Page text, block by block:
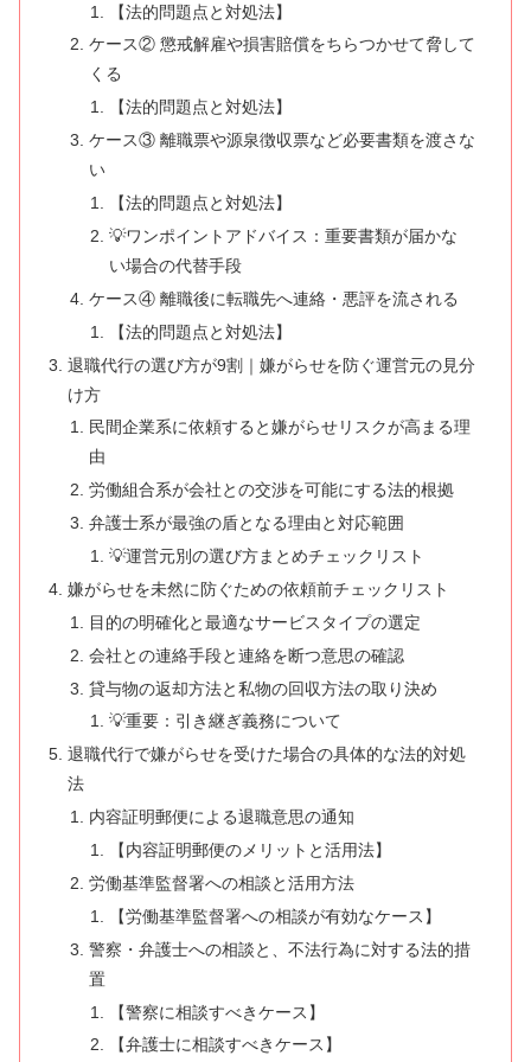
【法的問題点と対処法】
ケース② 懲戒解雇や損害賠償をちらつかせて脅して
くる
【法的問題点と対処法】
ケース③ 離職票や源泉徴収票など必要書類を渡さな
い
【法的問題点と対処法】
💡ワンポイントアドバイス：重要書類が届かな
い場合の代替手段
ケース④ 離職後に転職先へ連絡・悪評を流される
【法的問題点と対処法】
退職代行の選び方が9割｜嫌がらせを防ぐ運営元の見分
け方
民間企業系に依頼すると嫌がらせリスクが高まる理
由
労働組合系が会社との交渉を可能にする法的根拠
弁護士系が最強の盾となる理由と対応範囲
💡運営元別の選び方まとめチェックリスト
嫌がらせを未然に防ぐための依頼前チェックリスト
目的の明確化と最適なサービスタイプの選定
会社との連絡手段と連絡を断つ意思の確認
貸与物の返却方法と私物の回収方法の取り決め
💡重要：引き継ぎ義務について
退職代行で嫌がらせを受けた場合の具体的な法的対処
法
内容証明郵便による退職意思の通知
【内容証明郵便のメリットと活用法】
労働基準監督署への相談と活用方法
【労働基準監督署への相談が有効なケース】
警察・弁護士への相談と、不法行為に対する法的措
置
【警察に相談すべきケース】
【弁護士に相談すべきケース】